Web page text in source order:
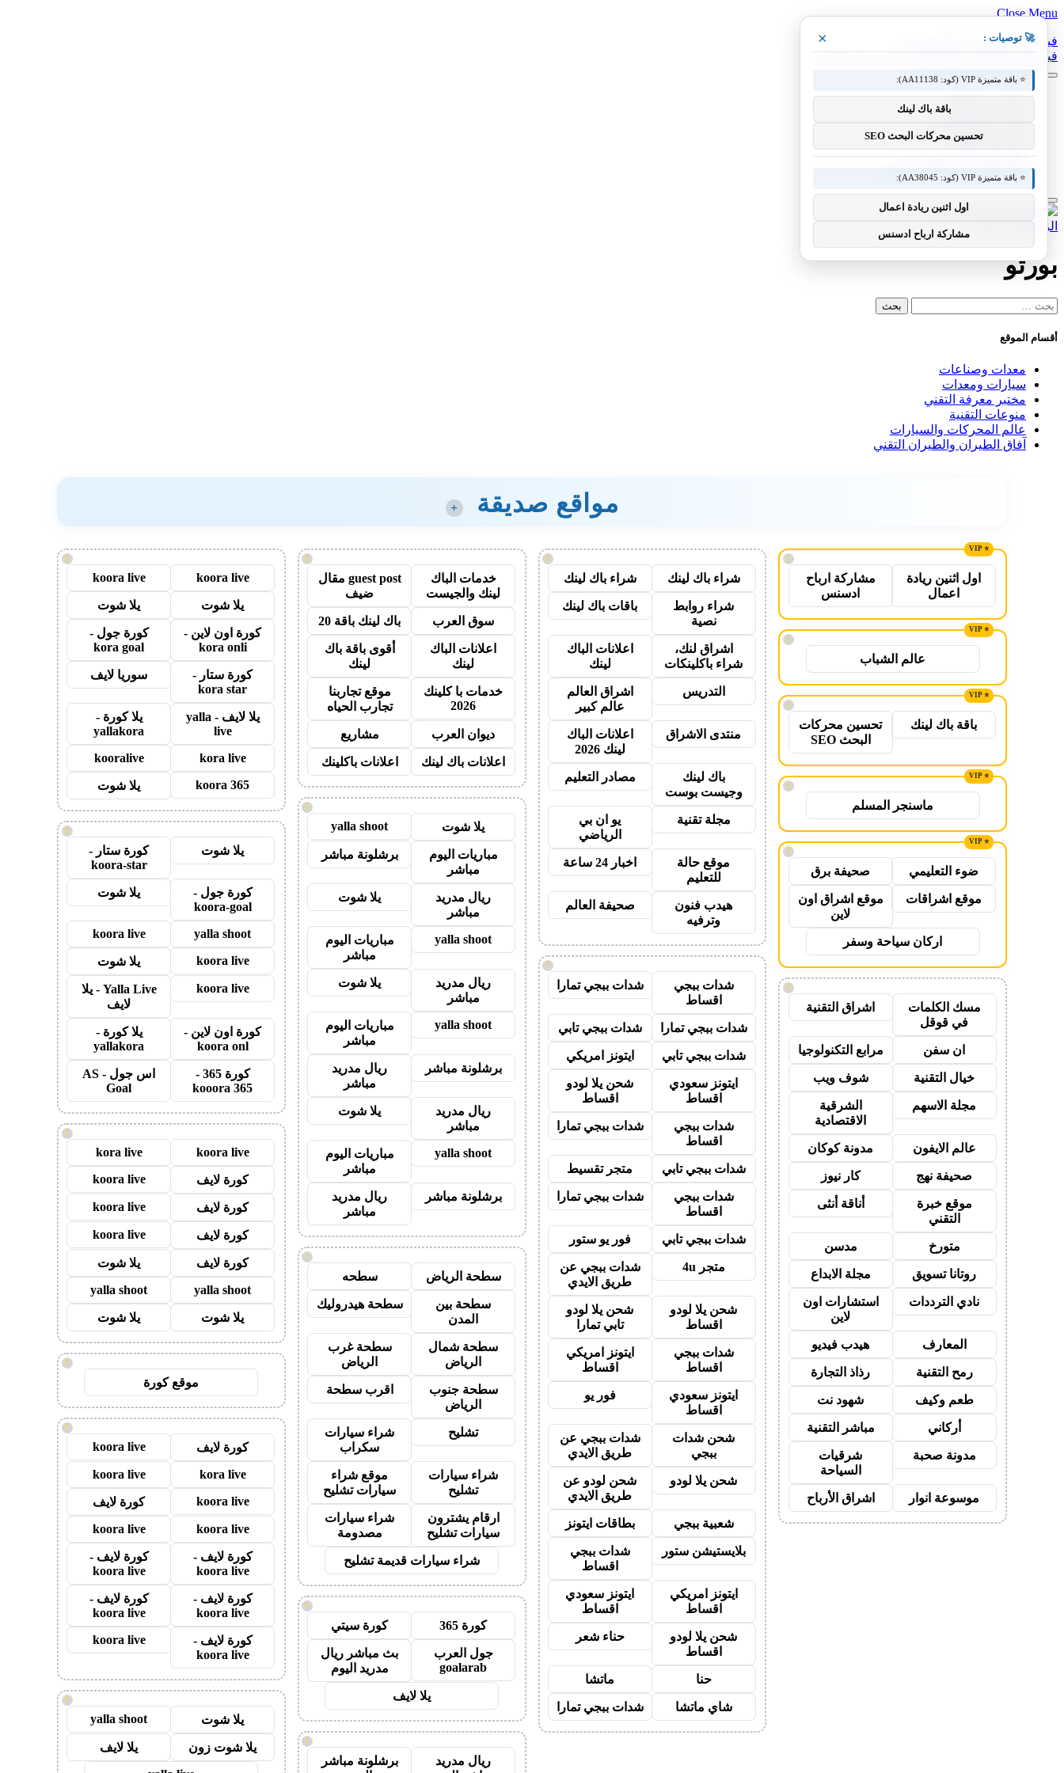
Close Menu
فيسبوك X (Twitter)
فيسبوك X (Twitter) الانستغرام بينتيريست فيميو
معدات وصناعات
سيارات ومعدات
منوعات التقنية
عالم المحركات والسيارات
الرئيسية
بورتو
البحث
أقسام الموقع
معدات وصناعات
سيارات ومعدات
مختبر معرفة التقني
منوعات التقنية
عالم المحركات والسيارات
آفاق الطيران والطيران التقني
مواقع صديقة +
!
اول اثنين ريادة
اعمال
مشاركة ارباح
ادسنس
!
عالم الشباب
!
باقة باك لينك
تحسين محركات
البحث SEO
!
ماسنجر المسلم
!
ضوء التعليمي صحيفة برق
موقع اشراقات
موقع اشراق اون
لاين
اركان سياحة وسفر
!
مسك الكلمات
في قوقل
اشراق التقنية
ان سفن مرابع التكنولوجيا
خيال التقنية شوف ويب
مجلة الاسهم
الشرقية
الاقتصادية
عالم الايفون مدونة كوكان
صحيفة نهج كار نيوز
موقع خبرة
التقني
أناقة أنثى
متورخ مدسن
روتانا تسويق مجلة الابداع
نادي الترددات
استشارات اون
لاين
المعارف هيدب فيديو
رمح التقنية رذاذ التجارة
طعم وكيف شهود نت
أركاني مباشر التقنية
مدونة صحبة
شرقيات
السياحة
موسوعة انوار اشراق الأرباح
!
شراء باك لينك شراء باك لينك
شراء روابط
نصية
باقات باك لينك
اشراق لنك،
شراء باكلينكات
اعلانات الباك
لينك
التدريس
اشراق العالم
عالم كبير
منتدى الاشراق
اعلانات الباك
لينك 2026
باك لينك
وجيست بوست
مصادر التعليم
مجلة تقنية
يو ان بي
الرياضي
موقع حالة
للتعليم
اخبار 24 ساعة
هيدب فنون
وترفيه
صحيفة العالم
!
شدات ببجي
اقساط
شدات ببجي تمارا
شدات ببجي تمارا شدات ببجي تابي
شدات ببجي تابي ايتونز امريكي
ايتونز سعودي
اقساط
شحن يلا لودو
اقساط
شدات ببجي
اقساط
شدات ببجي تمارا
شدات ببجي تابي متجر تقسيط
شدات ببجي
اقساط
شدات ببجي تمارا
شدات ببجي تابي فور يو ستور
متجر 4u
شدات ببجي عن
طريق الايدي
شحن يلا لودو
اقساط
شحن يلا لودو
تابي تمارا
شدات ببجي
اقساط
ايتونز امريكي
اقساط
ايتونز سعودي
اقساط
فور يو
شحن شدات
ببجي
شدات ببجي عن
طريق الايدي
شحن يلا لودو
شحن لودو عن
طريق الايدي
شعبية ببجي بطاقات ايتونز
بلايستيشن ستور
شدات ببجي
اقساط
ايتونز امريكي
اقساط
ايتونز سعودي
اقساط
شحن يلا لودو
اقساط
حناء شعر
حنا ماتشا
شاي ماتشا شدات ببجي تمارا
!
خدمات الباك
لينك والجيست
guest post مقال
ضيف
سوق العرب باك لينك باقة 20
اعلانات الباك
لينك
أقوى باقة باك
لينك
خدمات با كلينك
2026
موقع تجاربنا
تجارب الحياه
ديوان العرب مشاريع
اعلانات باك لينك اعلانات باكلينك
!
يلا شوت yalla shoot
مباريات اليوم
مباشر
برشلونة مباشر
ريال مدريد
مباشر
يلا شوت
yalla shoot
مباريات اليوم
مباشر
ريال مدريد
مباشر
يلا شوت
yalla shoot
مباريات اليوم
مباشر
برشلونة مباشر
ريال مدريد
مباشر
ريال مدريد
مباشر
يلا شوت
yalla shoot
مباريات اليوم
مباشر
برشلونة مباشر
ريال مدريد
مباشر
!
سطحة الرياض سطحه
سطحة بين
المدن
سطحة هيدروليك
سطحة شمال
الرياض
سطحة غرب
الرياض
سطحة جنوب
الرياض
اقرب سطحة
تشليح
شراء سيارات
سكراب
شراء سيارات
تشليح
موقع شراء
سيارات تشليح
ارقام يشترون
سيارات تشليح
شراء سيارات
مصدومة
شراء سيارات قديمة تشليح
!
كورة 365 كورة سيتي
جول العرب
goalarab
بث مباشر ريال
مدريد اليوم
يلا لايف
!
ريال مدريد
برشلونة مباشر
!
koora live
koora live
يلا شوت يلا شوت
كورة اون لاين -
kora onli
كورة جول -
kora goal
كورة ستار -
kora star
سوريا لايف
يلا لايف - yalla
live
يلا كورة -
yallakora
kora live
kooralive
koora 365
يلا شوت
!
يلا شوت
كورة ستار -
koora-star
كورة جول -
koora-goal
يلا شوت
yalla shoot
koora live
koora live
يلا شوت
koora live
Yalla Live - يلا
لايف
كورة اون لاين -
koora onl
يلا كورة -
yallakora
كورة 365 -
kooora 365
اس جول - AS
Goal
!
koora live
kora live
كورة لايف koora live
كورة لايف koora live
كورة لايف koora live
كورة لايف
يلا شوت
yalla shoot
yalla shoot
يلا شوت يلا شوت
!
موقع كورة
!
كورة لايف koora live
kora live
koora live
koora live
كورة لايف
koora live
koora live
كورة لايف -
koora live
كورة لايف -
koora live
كورة لايف -
koora live
كورة لايف -
koora live
كورة لايف -
koora live
koora live
!
يلا شوت yalla shoot
يلا شوت زون
يلا لايف
🚀 توصيات : ×
⭐ باقة متميزة VIP (كود: AA11138):
باقة باك لينك
تحسين محركات البحث SEO
⭐ باقة متميزة VIP (كود: AA38045):
اول اثنين ريادة اعمال
مشاركة ارباح ادسنس